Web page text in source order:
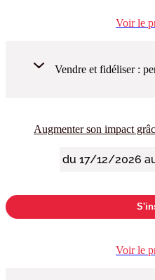
Voir le
Vendre et fidéliser :
Augmenter son impact
Voir le